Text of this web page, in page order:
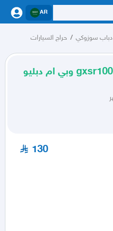
AR
دباب سوزوكي / حراج السيارات
مجسم دبابات سزوكي gxsr1000 وبي ام دبليو
130